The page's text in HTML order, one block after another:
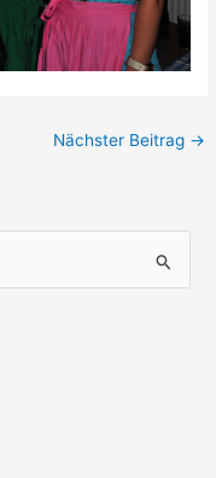
Nächster Beitrag →